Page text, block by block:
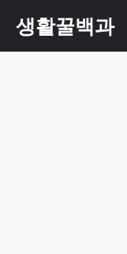
생활꿀백과